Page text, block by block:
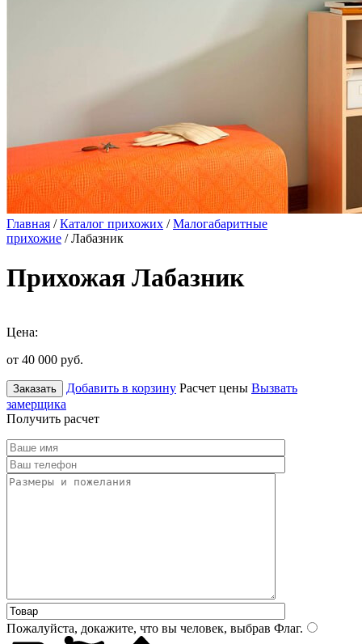
Главная /Каталог прихожих /Малогабаритные
прихожие / Лабазник
Прихожая Лабазник
Цена:
от 40 000 руб.
Заказать Добавить в корзину Расчет цены Вызвать
замерщика
Получить расчет
Пожалуйста, докажите, что вы человек, выбрав Флаг.